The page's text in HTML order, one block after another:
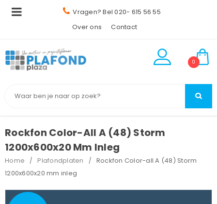
Vragen? Bel 020- 615 56 55
Over ons
Contact
0
Rockfon Color-All A (48) Storm
1200x600x20 Mm Inleg
Home / Plafondplaten /
Rockfon Color-all A (48) Storm
1200x600x20 mm inleg